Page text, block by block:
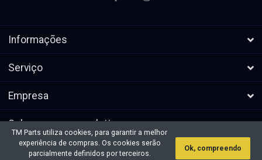
Informações
Serviço
Empresa
Subscrever a newsletters
* Todos os preços excl. IVA, mais
Direitos de autor &cópia; 2026 TM
TM Parts utiliza cookies, para garantir a melhor
experiência de compras. Os cookies serão
parcialmente definidos por terceiros.
Ok, compreendo